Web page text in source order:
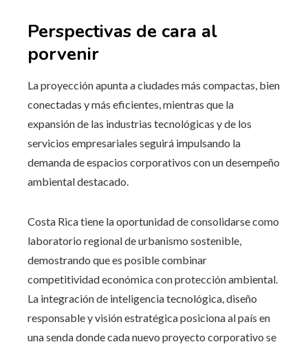
Perspectivas de cara al
porvenir
La proyección apunta a ciudades más compactas, bien
conectadas y más eficientes, mientras que la
expansión de las industrias tecnológicas y de los
servicios empresariales seguirá impulsando la
demanda de espacios corporativos con un desempeño
ambiental destacado.
Costa Rica tiene la oportunidad de consolidarse como
laboratorio regional de urbanismo sostenible,
demostrando que es posible combinar
competitividad económica con protección ambiental.
La integración de inteligencia tecnológica, diseño
responsable y visión estratégica posiciona al país en
una senda donde cada nuevo proyecto corporativo se